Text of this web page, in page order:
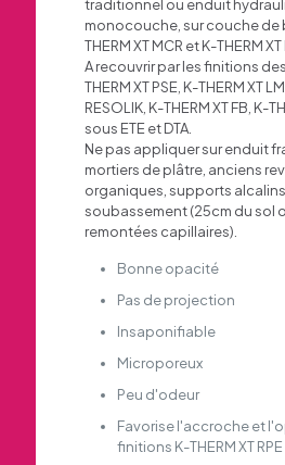
traditionnel ou enduit
monocouche, sur couche de
THERM XT MCR et K-THERM XT
A recouvrir par les finitions
THERM XT PSE, K-THERM XT
RESOLIK, K-THERM XT FB, K-
sous ETE et DTA.
Ne pas appliquer sur enduit
mortiers de plâtre, anciens
organiques, supports
soubassement (25cm du sol
remontées capillaires).
Bonne opacité
Pas de projection
Insaponifiable
Microporeux
Peu d'odeur
Favorise l'accroche et
finitions K-THERM XT RPE